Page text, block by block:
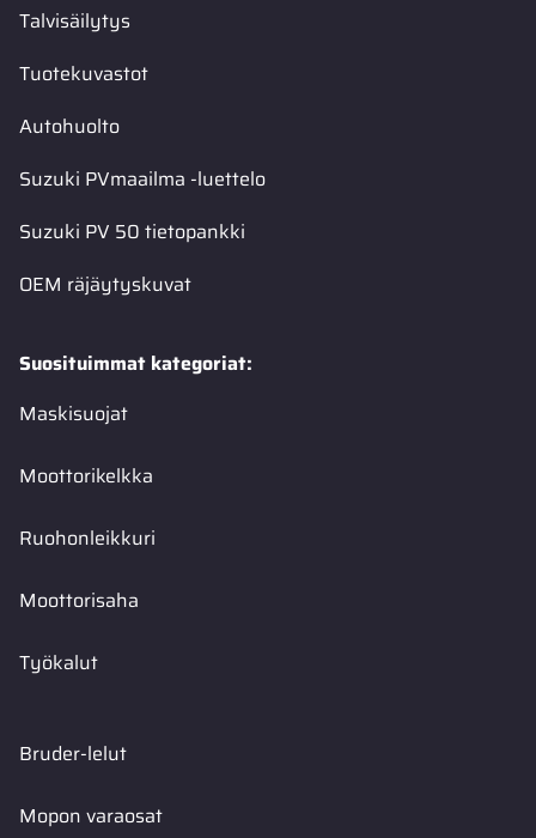
Talvisäilytys
Tuotekuvastot
Autohuolto
Suzuki PVmaailma -luettelo
Suzuki PV 50 tietopankki
OEM räjäytyskuvat
Suosituimmat kategoriat:
Maskisuojat
Moottorikelkka
Ruohonleikkuri
Moottorisaha
Työkalut
Bruder-lelut
Mopon varaosat